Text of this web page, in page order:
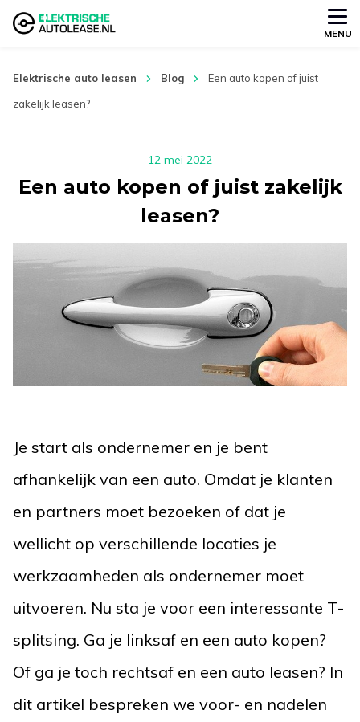
MENU
Elektrische auto leasen Blog
Een auto kopen of juist
zakelijk leasen?
12 mei 2022
Een auto kopen of juist zakelijk
leasen?
Je start als ondernemer en je bent
afhankelijk van een auto. Omdat je klanten
en partners moet bezoeken of dat je
wellicht op verschillende locaties je
werkzaamheden als ondernemer moet
uitvoeren. Nu sta je voor een interessante T-
splitsing. Ga je linksaf en een auto kopen?
Of ga je toch rechtsaf en een auto leasen? In
dit artikel bespreken we voor- en nadelen